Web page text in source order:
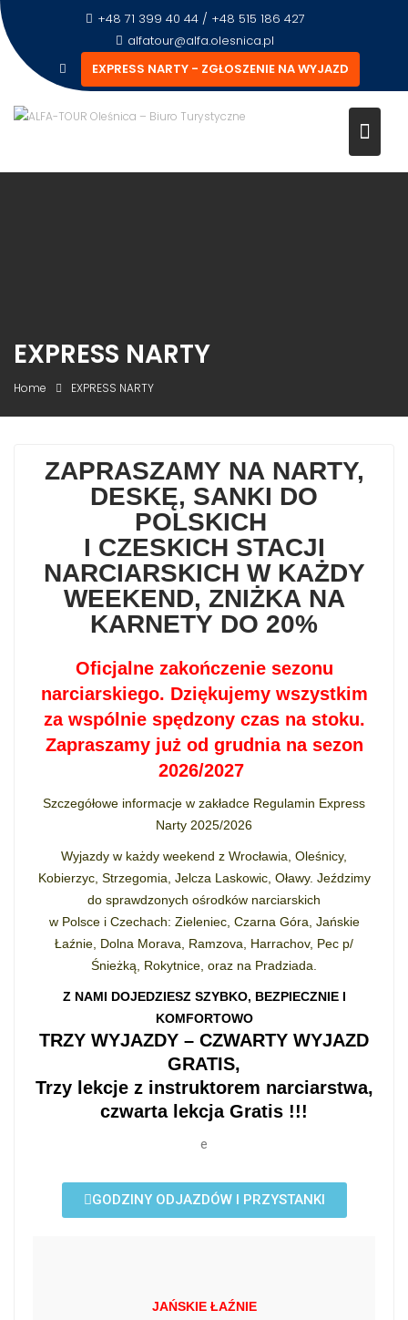
+48 71 399 40 44 / +48 515 186 427
alfatour@alfa.olesnica.pl
EXPRESS NARTY - ZGŁOSZENIE NA WYJAZD
EXPRESS NARTY
Home EXPRESS NARTY
ZAPRASZAMY NA NARTY,
DESKĘ, SANKI DO
POLSKICH
I CZESKICH STACJI
NARCIARSKICH W KAŻDY
WEEKEND, ZNIŻKA NA
KARNETY DO 20%
Oficjalne zakończenie sezonu
narciarskiego. Dziękujemy wszystkim
za wspólnie spędzony czas na stoku.
Zapraszamy już od grudnia na sezon
2026/2027
Szczegółowe informacje w zakładce Regulamin Express
Narty 2025/2026
Wyjazdy w każdy weekend z Wrocławia, Oleśnicy,
Kobierzyc, Strzegomia, Jelcza Laskowic, Oławy. Jeździmy
do sprawdzonych ośrodków narciarskich
w Polsce i Czechach: Zieleniec, Czarna Góra, Jańskie
Łaźnie, Dolna Morava, Ramzova, Harrachov, Pec p/
Śnieżką, Rokytnice, oraz na Pradziada.
Z NAMI DOJEDZIESZ SZYBKO, BEZPIECZNIE I
KOMFORTOWO
TRZY WYJAZDY – CZWARTY WYJAZD
GRATIS,
Trzy lekcje z instruktorem narciarstwa,
czwarta lekcja Gratis !!!
e
GODZINY ODJAZDÓW I PRZYSTANKI
JAŃSKIE ŁAŹNIE